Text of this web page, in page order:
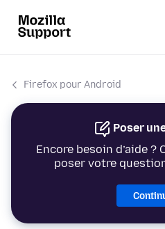
Firefox pour Android
Poser
Encore besoin d’aide ?
poser votre